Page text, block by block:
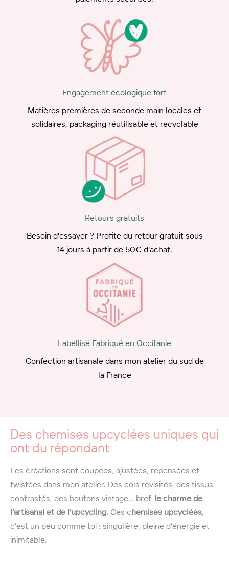
Engagement écologique fort
Matières premières de seconde main locales et
solidaires, packaging réutilisable et recyclable
Retours gratuits
Besoin d'essayer ? Profite du retour gratuit sous
14 jours à partir de 50€ d'achat.
Labellisé Fabriqué en Occitanie
Confection artisanale dans mon atelier du sud de
la France
Des chemises upcyclées uniques qui
ont du répondant
Les créations sont coupées, ajustées, repensées et
twistées dans mon atelier. Des cols revisités, des tissus
contrastés, des boutons vintage… bref, le charme de
l’artisanal et de l’upcycling. Ces chemises upcyclées
c’est un peu comme toi : singulière, pleine d’énergie et
inimitable.